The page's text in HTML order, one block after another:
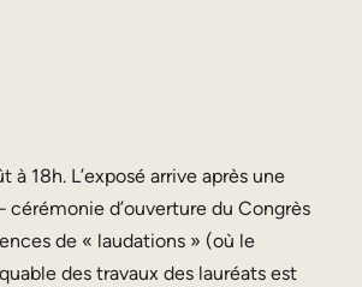
à 18h. L’exposé arrive après une
cérémonie d’ouverture du Congrès
de « laudations » (où le
des travaux des lauréats est